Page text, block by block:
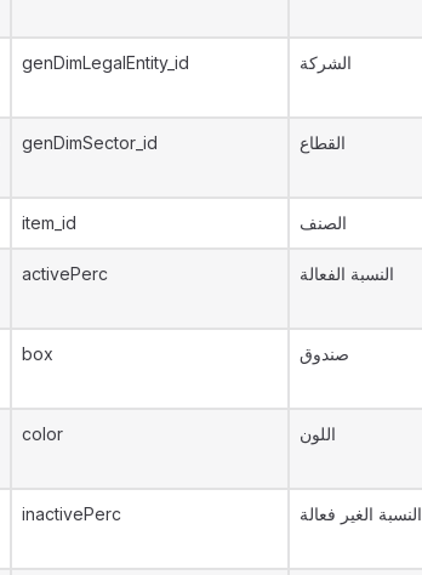
genDimLegalEntity_id الشركة
genDimSector_id القطاع
item_id الصنف
activePerc النسبة الفعالة
box صندوق
color اللون
inactivePerc النسبة الغير فعالة